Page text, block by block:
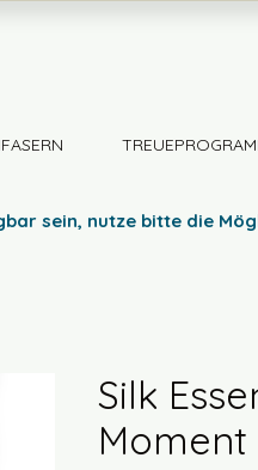
Silk
Moment
sein, nutze bitte die